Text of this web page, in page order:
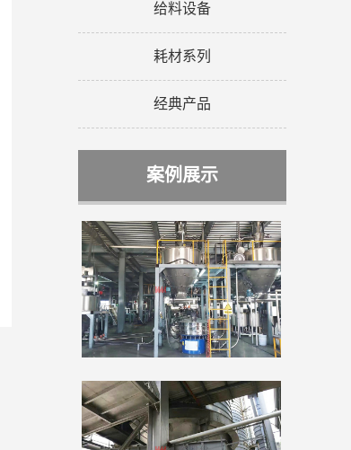
给料设备
耗材系列
经典产品
案例展示